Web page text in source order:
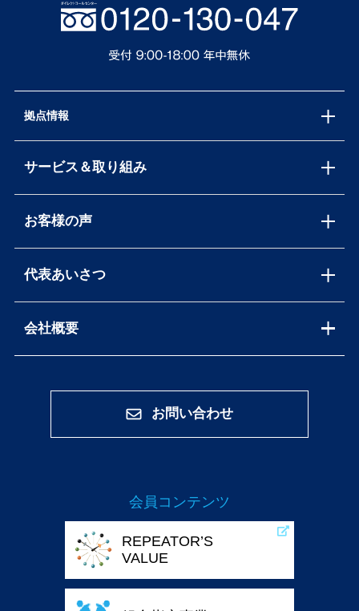
拠点情報
サービス＆取り組み
お客様の声
代表あいさつ
会社概要
お問い合わせ
会員コンテンツ
REPEATOR’S
VALUE